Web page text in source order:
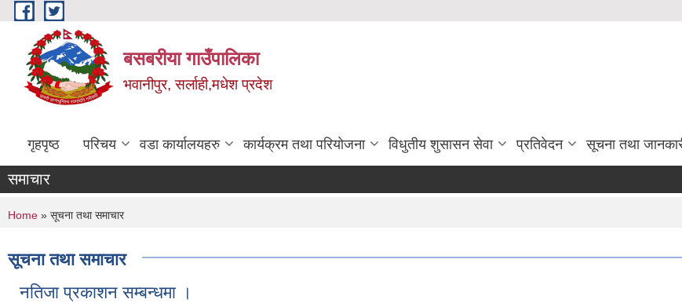
Skip to main content
बसबरीया गाउँपालिका
भवानीपुर, सर्लाही,मधेश प्रदेश
गृहपृष्ठ परिचय वडा कार्यालयहरु कार्यक्रम तथा परियोजना विधुतीय शुसासन सेवा प्रतिवेदन सूचना तथा
समाचार
You are here
Home » सूचना तथा समाचार
सूचना तथा समाचार
नतिजा प्रकाशन सम्बन्धमा ।